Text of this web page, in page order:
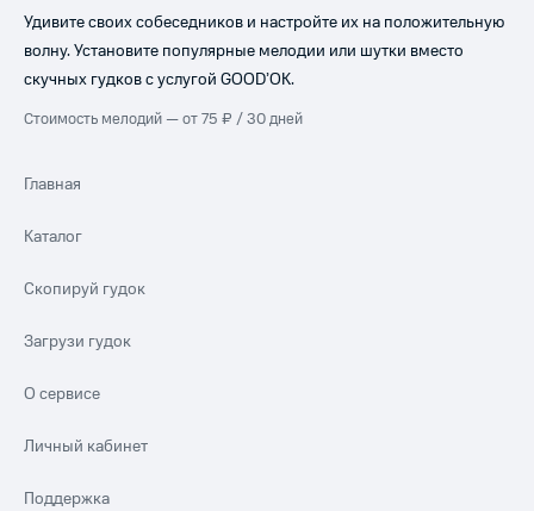
Удивите своих собеседников и настройте их на положительную
волну. Установите популярные мелодии или шутки вместо
скучных гудков с услугой GOOD’OK.
Стоимость мелодий — от 75 ₽ / 30 дней
Главная
Каталог
Скопируй гудок
Загрузи гудок
О сервисе
Личный кабинет
Поддержка